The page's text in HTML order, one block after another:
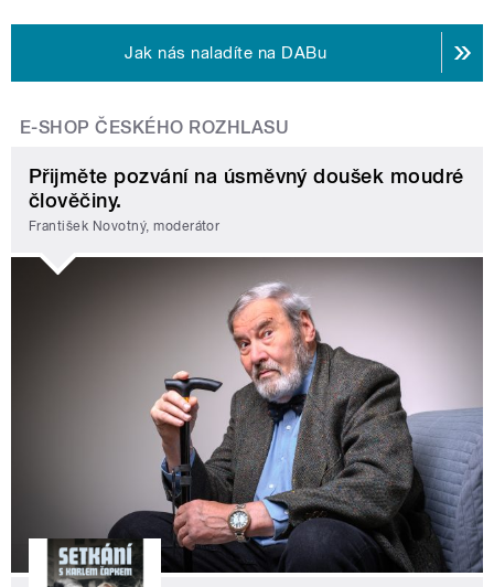
Jak nás naladíte na DABu
E-SHOP ČESKÉHO ROZHLASU
Přijměte pozvání na úsměvný doušek moudré
člověčiny.
František Novotný, moderátor